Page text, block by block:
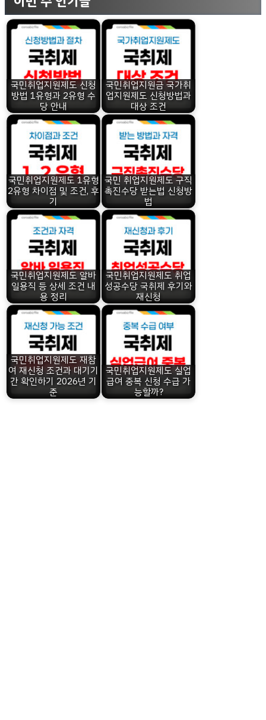
국민취업지원제도 신청
방법 1유형과 2유형 수
당 안내
국민취업지원금 국가취
업지원제도 신청방법과
대상 조건
국민취업지원제도 1유형
2유형 차이점 및 조건, 후
기
국민 취업지원제도 구직
촉진수당 받는법 신청방
법
국민취업지원제도 알바
일용직 등 상세 조건 내
용 정리
국민취업지원제도 취업
성공수당 국취제 후기와
재신청
국민취업지원제도 재참
여 재신청 조건과 대기기
간 확인하기 2026년 기
준
국민취업지원제도 실업
급여 중복 신청 수급 가
능할까?